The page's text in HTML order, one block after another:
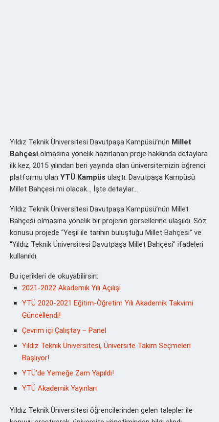
Yıldız Teknik Üniversitesi Davutpaşa Kampüsü’nün Millet
Bahçesi olmasına yönelik hazırlanan proje hakkında detaylara
ilk kez, 2015 yılından beri yayında olan üniversitemizin öğrenci
platformu olan YTÜ Kampüs ulaştı. Davutpaşa Kampüsü
Millet Bahçesi mi olacak… İşte detaylar…
Yıldız Teknik Üniversitesi Davutpaşa Kampüsü’nün Millet
Bahçesi olmasına yönelik bir projenin görsellerine ulaşıldı. Söz
konusu projede “Yeşil ile tarihin buluştuğu Millet Bahçesi” ve
“Yıldız Teknik Üniversitesi Davutpaşa Millet Bahçesi” ifadeleri
kullanıldı.
Bu içerikleri de okuyabilirsin:
2021-2022 Akademik Yılı Açılışı
YTÜ 2020-2021 Eğitim-Öğretim Yılı Akademik Takvimi
Güncellendi!
Çevrim içi Çalıştay – Panel
Yıldız Teknik Üniversitesi, Üniversite Takım Seçmeleri
Başlıyor!
YTÜ’de Yemeğe Zam Yapıldı!
YTÜ Akademik Yayınları
Yıldız Teknik Üniversitesi öğrencilerinden gelen talepler ile